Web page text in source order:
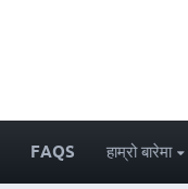
FAQS हाम्रो बारेमा